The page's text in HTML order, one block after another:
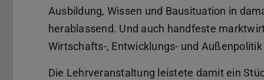
Ausbildung, Wissen und Bausituation in
herablassend. Und auch handfeste
Wirtschafts-, Entwicklungs- und
Die Lehrveranstaltung leistete damit ein